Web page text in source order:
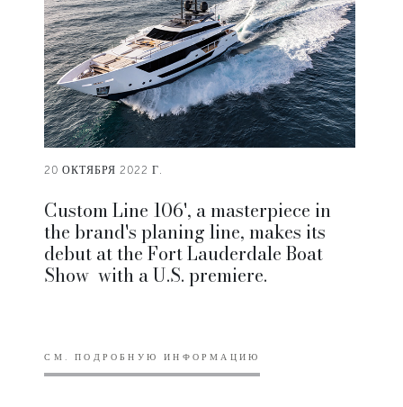
20 ОКТЯБРЯ 2022 Г.
Custom Line 106', a masterpiece in
the brand's planing line, makes its
debut at the Fort Lauderdale Boat
Show with a U.S. premiere.
СМ. ПОДРОБНУЮ ИНФОРМАЦИЮ